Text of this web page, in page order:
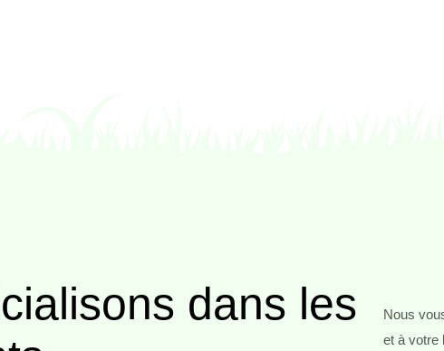
dans les
Nous
et à votre